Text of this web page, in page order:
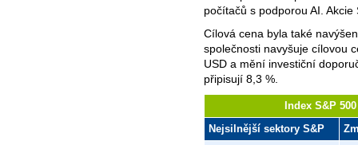
počítačů s podporou AI.
Cílová cena byla také
společnosti navyšuje cílovou
USD a mění investiční
připisují 8,3 %.
Index S&P
Nejsilnější sektory S&P